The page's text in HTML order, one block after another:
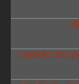
מסנן אבנית ספיר אלפא - עמיעד כולל סיליפוס + מחסנית נוספת